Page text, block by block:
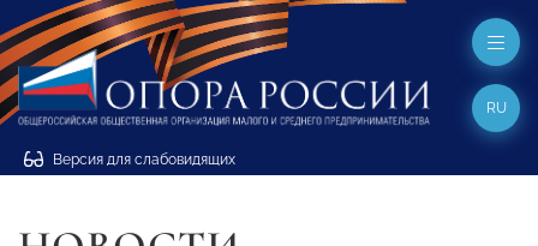
Версия для слабовидящих
RU